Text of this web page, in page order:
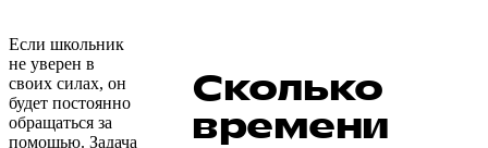
Если школьник
не уверен в
своих силах, он
будет постоянно
обращаться за
помощью. Задача
Сколько
времени